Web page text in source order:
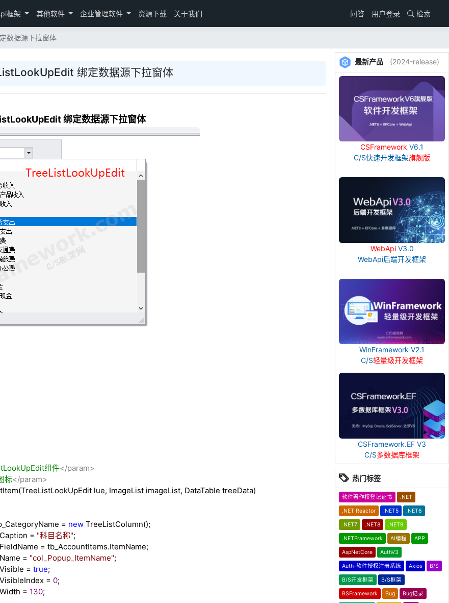
框架 其他软件 企业管理软件 资源下载 关于我们 问答 用户登录 检索
数据源下拉窗体
绑定数据源下拉窗体
绑定数据源下拉窗体
组件</param>
标</param>
lue, ImageList imageList, DataTable treeData)
= new TreeListColumn();
= "科目名称";
= tb_AccountItems.ItemName;
= "col_Popup_ItemName";
= true;
= 0;
= 130;
最新产品 (2024-release)
CSFramework V6.1
C/S快速开发框架旗舰版
WebApiV3.0
WebApi后端开发框架
WinFramework V2.1
C/S轻量级开发框架
CSFramework.EF V3
C/S多数据库框架
热门标签
软件著作权登记证书 .NET
.NET Reactor .NET5 .NET6
.NET7 .NET8 .NET9
.NETFramework AI编程 APP
AspNetCore AuthV3
Auth-软件授权注册系统 Axios B/S
B/S开发框架 B/S框架
BSFramework Bug Bug记录